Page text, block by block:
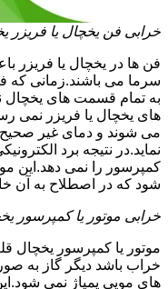
خرابی فن یخچال یا
فن ها در یخچال یا
سرما می باشند.زمانی که
به تمام قسمت های
های یخچال یا فریزر نمی
می شوند و دمای غیر صحیح
نماید.در نتیجه برد
کمپرسور را نمی دهد.این
شود که در اصطلاح به آن
خرابی موتور یا کمپرسور
موتور یا کمپرسور یخچال
خراب باشد دیگر گاز به
های مویی پمپاژ نمی